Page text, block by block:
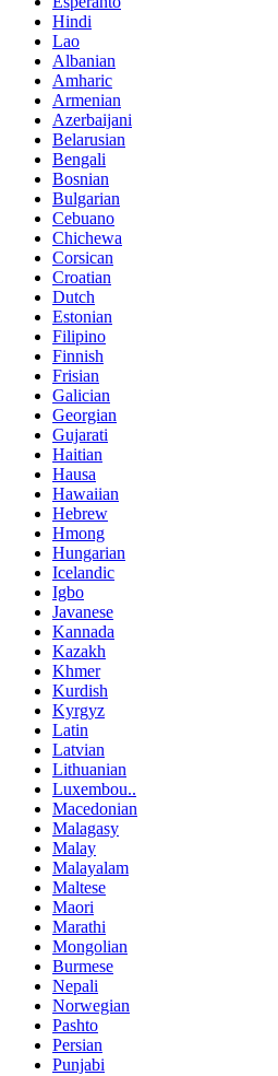
Hindi
Lao
Albanian
Amharic
Armenian
Azerbaijani
Belarusian
Bengali
Bosnian
Bulgarian
Cebuano
Chichewa
Corsican
Croatian
Dutch
Estonian
Filipino
Finnish
Frisian
Galician
Georgian
Gujarati
Haitian
Hausa
Hawaiian
Hebrew
Hmong
Hungarian
Icelandic
Igbo
Javanese
Kannada
Kazakh
Khmer
Kurdish
Kyrgyz
Latin
Latvian
Lithuanian
Luxembou..
Macedonian
Malagasy
Malay
Malayalam
Maltese
Maori
Marathi
Mongolian
Burmese
Nepali
Norwegian
Pashto
Persian
Punjabi